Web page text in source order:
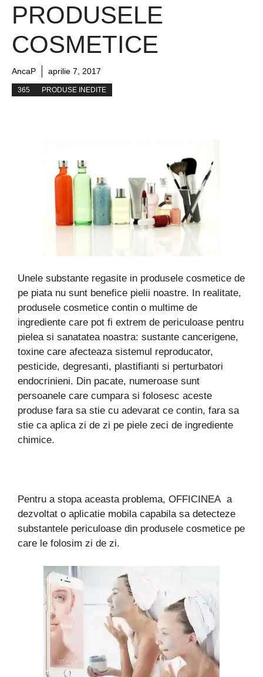
PRODUSELE
COSMETICE
AncaP aprilie 7, 2017
365 PRODUSE INEDITE
Unele substante regasite in produsele cosmetice de
pe piata nu sunt benefice pielii noastre. In realitate,
produsele cosmetice contin o multime de
ingrediente care pot fi extrem de periculoase pentru
pielea si sanatatea noastra: sustante cancerigene,
toxine care afecteaza sistemul reproducator,
pesticide, degresanti, plastifianti si perturbatori
endocrinieni. Din pacate, numeroase sunt
persoanele care cumpara si folosesc aceste
produse fara sa stie cu adevarat ce contin, fara sa
stie ca aplica zi de zi pe piele zeci de ingrediente
chimice.
Pentru a stopa aceasta problema, OFFICINEA a
dezvoltat o aplicatie mobila capabila sa detecteze
substantele periculoase din produsele cosmetice pe
care le folosim zi de zi.